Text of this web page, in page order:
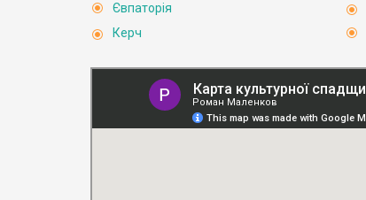
Євпаторія
Керч